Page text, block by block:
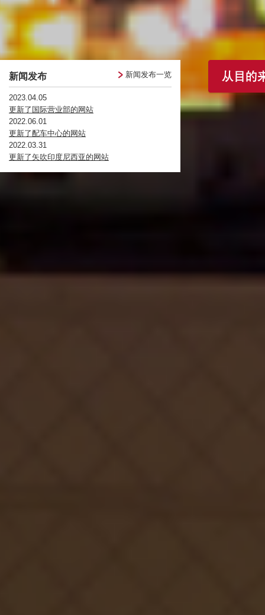
新闻发布 新闻发布一览
2023.04.05
更新了国际营业部的网站
2022.06.01
更新了配车中心的网站
2022.03.31
更新了矢吹印度尼西亚的网站